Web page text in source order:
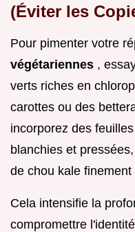
(Éviter les
Pour pimenter votre
végétariennes ,
verts riches en
carottes ou des
incorporez des
blanchies et
de chou kale
Cela intensifie la
compromettre